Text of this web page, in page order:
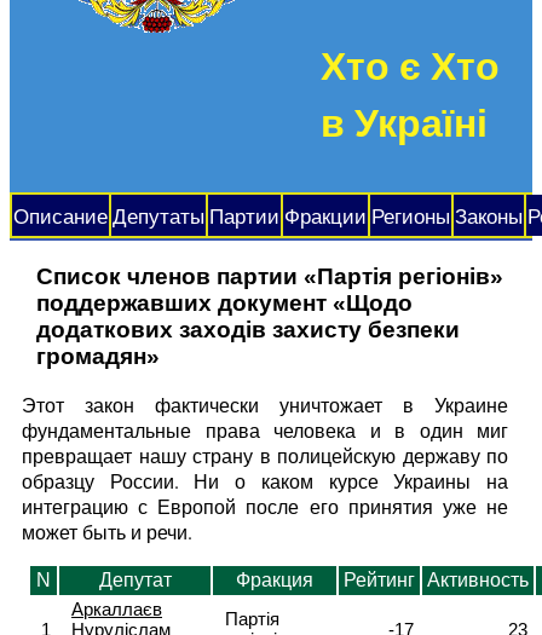
Хто є Хто
в Україні
Описание Депутаты Партии Фракции Регионы Законы
Список членов партии «Партія регіонів»
поддержавших документ «Щодо
додаткових заходів захисту безпеки
громадян»
Этот закон фактически уничтожает в Украине
фундаментальные права человека и в один миг
превращает нашу страну в полицейскую державу по
образцу России. Ни о каком курсе Украины на
интеграцию с Европой после его принятия уже не
может быть и речи.
N Депутат Фракция Рейтинг Активность
1
Аркаллаєв
Нуруліслам
Партія
-17 23